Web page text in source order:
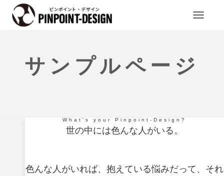
サンプルページ
What’s your Pinpoint-Design?
世の中には色んな人がいる。
色んな人がいれば、抱えている悩みだって、それ